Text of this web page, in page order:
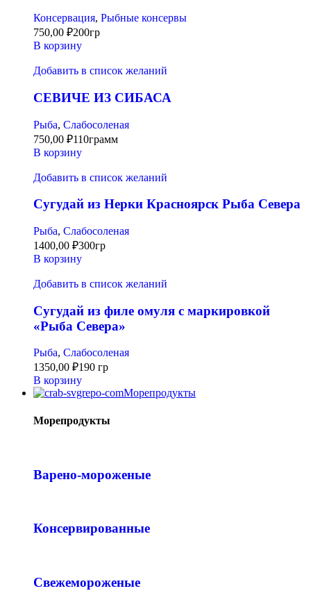
Консервация, Рыбные консервы
750,00 ₽200гр
В корзину
Добавить в список желаний
СЕВИЧЕ ИЗ СИБАСА
Рыба, Слабосоленая
750,00 ₽110грамм
В корзину
Добавить в список желаний
Сугудай из Нерки Красноярск Рыба Севера
Рыба, Слабосоленая
1400,00 ₽300гр
В корзину
Добавить в список желаний
Сугудай из филе омуля с маркировкой
«Рыба Севера»
Рыба, Слабосоленая
1350,00 ₽190 гр
В корзину
Морепродукты
Морепродукты
Варено-мороженые
Консервированные
Свежемороженые